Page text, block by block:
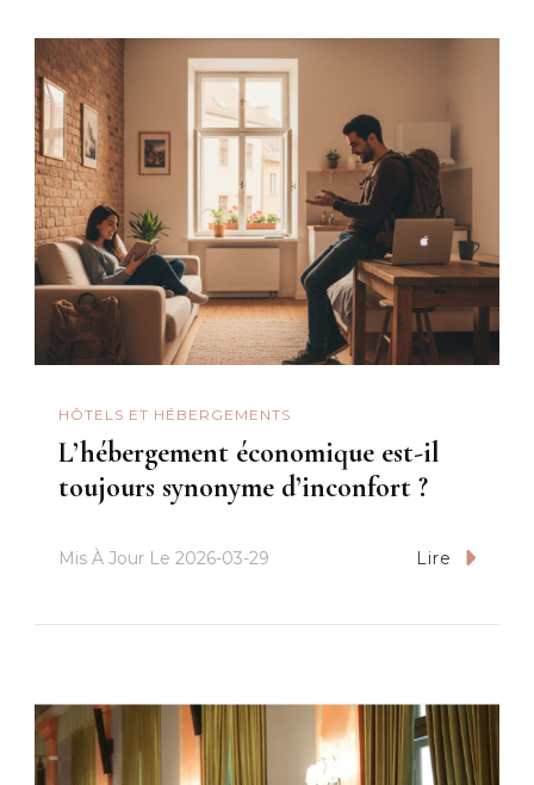
HÔTELS ET HÉBERGEMENTS
L’hébergement économique est-il
toujours synonyme d’inconfort ?
Mis À Jour Le 2026-03-29 Lire